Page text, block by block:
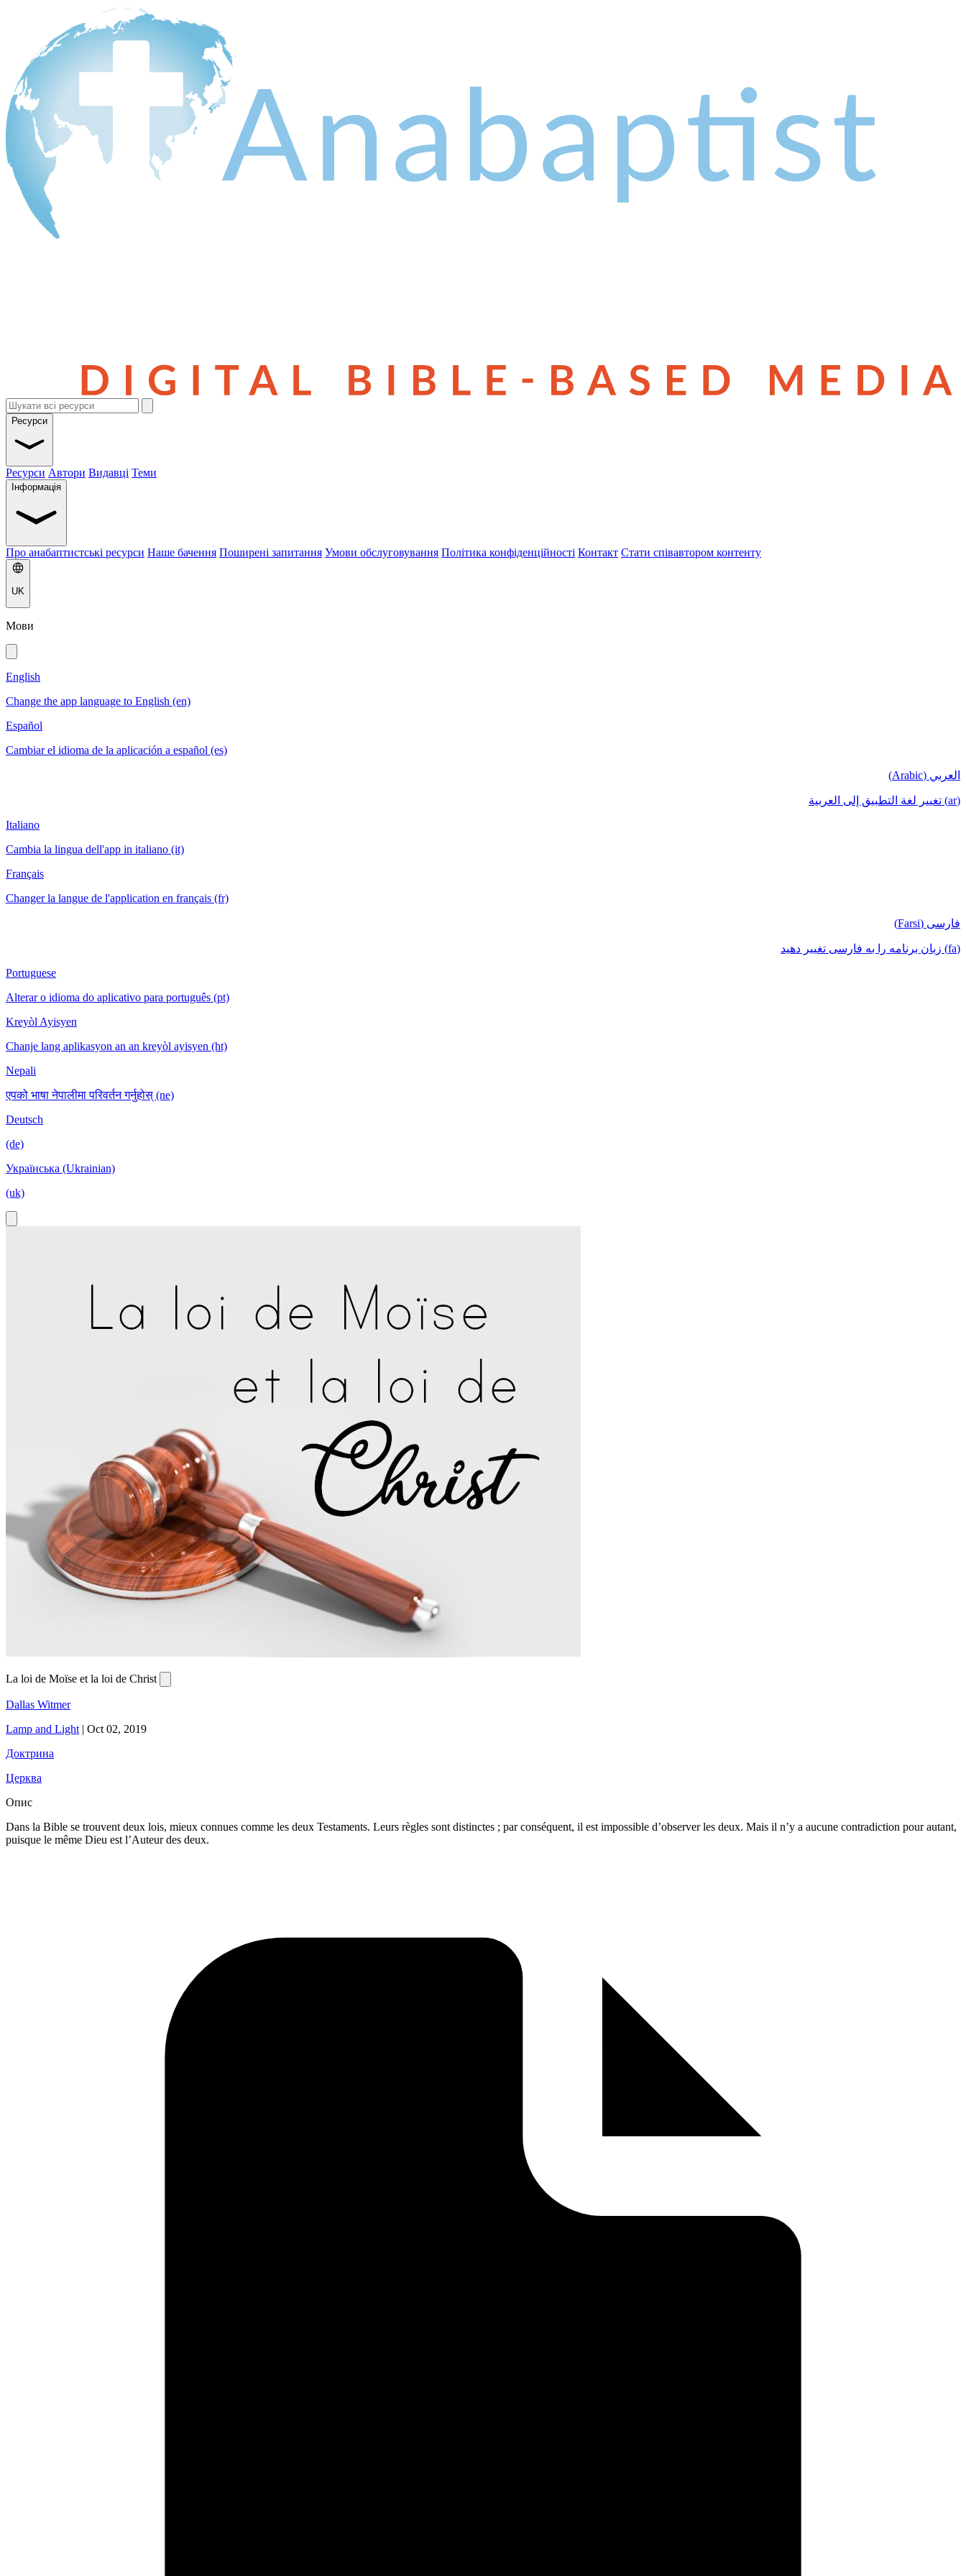
Ресурси
Ресурси Автори Видавці Теми
Інформація
Про анабаптистські ресурси Наше бачення Поширені запитання Умови обслуговування Політика конфіденційності Контакт Стати співавтором контенту
UK
Мови
English
Change the app language to English (en)
Español
Cambiar el idioma de la aplicación a español (es)
العربي (Arabic)
(ar) تغيير لغة التطبيق إلى العربية
Italiano
Cambia la lingua dell'app in italiano (it)
Français
Changer la langue de l'application en français (fr)
فارسی (Farsi)
(fa) زبان برنامه را به فارسی تغییر دهید
Portuguese
Alterar o idioma do aplicativo para português (pt)
Kreyòl Ayisyen
Chanje lang aplikasyon an an kreyòl ayisyen (ht)
Nepali
एपको भाषा नेपालीमा परिवर्तन गर्नुहोस् (ne)
Deutsch
(de)
Українська (Ukrainian)
(uk)
La loi de Moïse et la loi de Christ
Dallas Witmer
Lamp and Light | Oct 02, 2019
Доктрина
Церква
Опис
Dans la Bible se trouvent deux lois, mieux connues comme les deux Testaments. Leurs règles sont distinctes ; par conséquent, il est impossible d’observer les deux. Mais il n’y a aucune contradiction pour autant,
puisque le même Dieu est l’Auteur des deux.